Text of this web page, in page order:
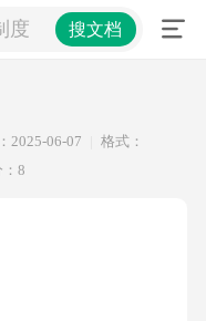
度 搜文档
2025-06-07
格式：
8